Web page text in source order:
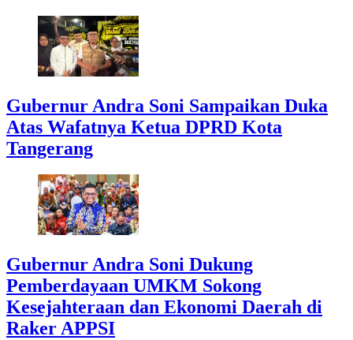
Gubernur Andra Soni Sampaikan Duka
Atas Wafatnya Ketua DPRD Kota
Tangerang
Gubernur Andra Soni Dukung
Pemberdayaan UMKM Sokong
Kesejahteraan dan Ekonomi Daerah di
Raker APPSI